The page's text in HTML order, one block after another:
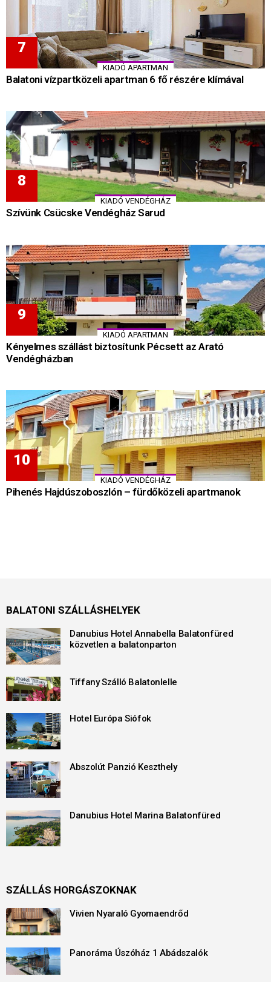
KIADÓ APARTMAN
Balatoni vízpartközeli apartman 6 fő részére klímával
KIADÓ VENDÉGHÁZ
Szívünk Csücske Vendégház Sarud
KIADÓ APARTMAN
Kényelmes szállást biztosítunk Pécsett az Arató
Vendégházban
KIADÓ VENDÉGHÁZ
Pihenés Hajdúszoboszlón – fürdőközeli apartmanok
BALATONI SZÁLLÁSHELYEK
Danubius Hotel Annabella Balatonfüred
közvetlen a balatonparton
Tiffany Szálló Balatonlelle
Hotel Európa Siófok
Abszolút Panzió Keszthely
Danubius Hotel Marina Balatonfüred
SZÁLLÁS HORGÁSZOKNAK
Vivien Nyaraló Gyomaendrőd
Panoráma Úszóház 1 Abádszalók